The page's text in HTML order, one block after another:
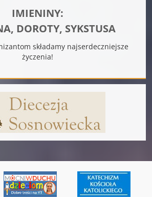
IMIENINY:
DOROTY, SYKSTUSA
składamy najserdeczniejsze
życzenia!